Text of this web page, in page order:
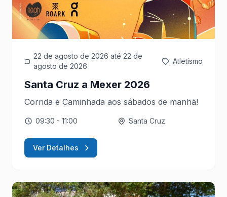
22 de agosto de 2026 até 22 de
agosto de 2026
Atletismo
Santa Cruz a Mexer 2026
Corrida e Caminhada aos sábados de manhã!
09:30 - 11:00 Santa Cruz
Ver Detalhes